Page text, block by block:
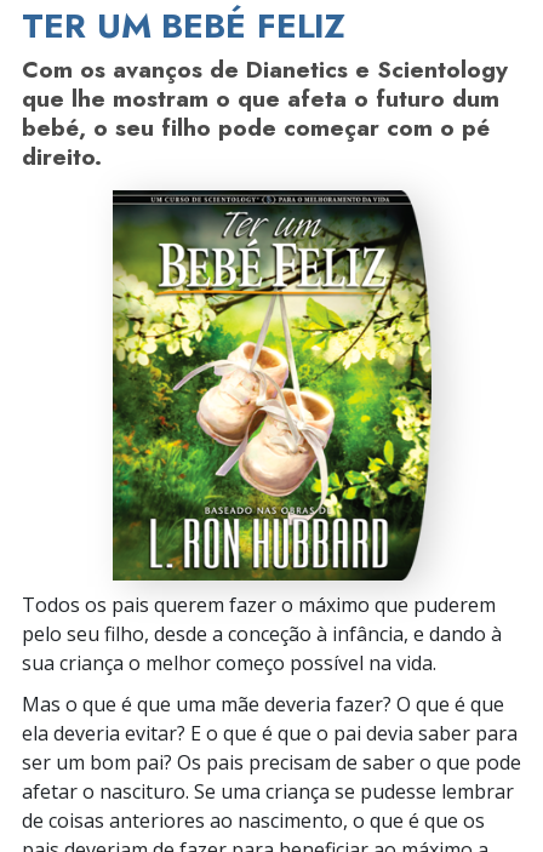
TER UM BEBÉ FELIZ
Com os avanços de Dianetics e Scientology
que lhe mostram o que afeta o futuro dum
bebé, o seu filho pode começar com o pé
direito.
Todos os pais querem fazer o máximo que puderem
pelo seu filho, desde a conceção à infância, e dando à
sua criança o melhor começo possível na vida.
Mas o que é que uma mãe deveria fazer? O que é que
ela deveria evitar? E o que é que o pai devia saber para
ser um bom pai? Os pais precisam de saber o que pode
afetar o nascituro. Se uma criança se pudesse lembrar
de coisas anteriores ao nascimento, o que é que os